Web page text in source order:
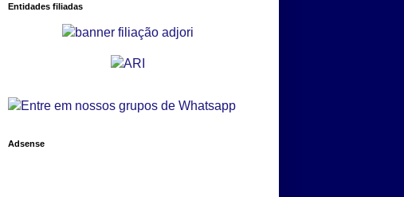
Entidades filiadas
Adsense